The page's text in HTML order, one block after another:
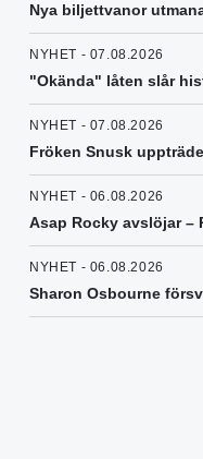
Nya biljettvanor
NYHET - 07.08.2026
"Okända" låten slår
NYHET - 07.08.2026
Fröken Snusk
NYHET - 06.08.2026
Asap Rocky avslöjar –
NYHET - 06.08.2026
Sharon Osbourne